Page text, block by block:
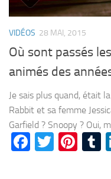
VIDÉOS 28 MAI, 2015
Où sont passés
animés des
Je sais plus quand, était
Rabbit et sa femme
Garfield ? Snoopy ? Oui,
Facebook
Twitter